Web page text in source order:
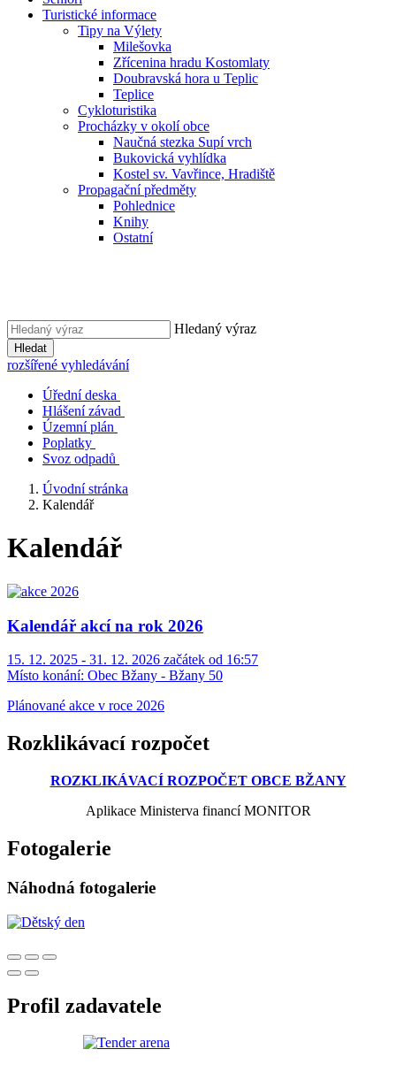
Turistické informace
Tipy na Výlety
Milešovka
Zřícenina hradu Kostomlaty
Doubravská hora u Teplic
Teplice
Cykloturistika
Procházky v okolí obce
Naučná stezka Supí vrch
Bukovická vyhlídka
Kostel sv. Vavřince, Hradiště
Propagační předměty
Pohlednice
Knihy
Ostatní
Hledaný výraz
Hledat
rozšířené vyhledávání
Úřední deska
Hlášení závad
Územní plán
Poplatky
Svoz odpadů
Úvodní stránka
Kalendář
Kalendář
Kalendář akcí na rok 2026
15. 12. 2025 - 31. 12. 2026 začátek od 16:57
Místo konání: Obec Bžany - Bžany 50
Plánované akce v roce 2026
Rozklikávací rozpočet
ROZKLIKÁVACÍ ROZPOČET OBCE BŽANY
Aplikace Ministerva financí MONITOR
Fotogalerie
Náhodná fotogalerie
Profil zadavatele